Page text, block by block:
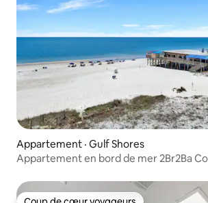
Appartement · Gulf Shores
Appartement en bord de mer 2Br2Ba